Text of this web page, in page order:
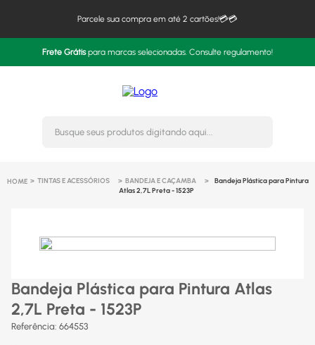
Parcele sua compra em até 2 cartões!💳💳
Frete Grátispara marcas selecionadas. Consulte regulamento!
Busque seus produtos
TINTAS E ACESSÓRIOS BANDEJA E CAÇAMBA
Bandeja Plástica para Pintura
Atlas 2,7L Preta - 1523P
Bandeja Plástica para Pintura Atlas
2,7L Preta - 1523P
Referência: 664553